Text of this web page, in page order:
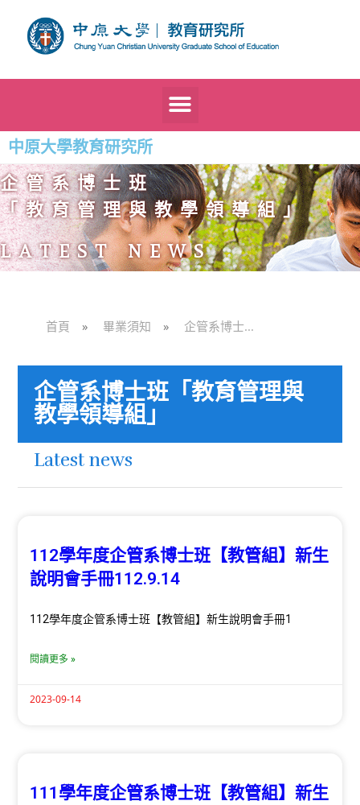
中原大學教育研究所
企管系博士班
「教育管理與教學領導組」
LATEST NEWS
首頁 » 畢業須知 » 企管系博士...
企管系博士班「教育管理與
教學領導組」
Latest news
112學年度企管系博士班【教管組】新生
說明會手冊112.9.14
112學年度企管系博士班【教管組】新生說明會手冊1
閱讀更多 »
2023-09-14
111學年度企管系博士班【教管組】新生